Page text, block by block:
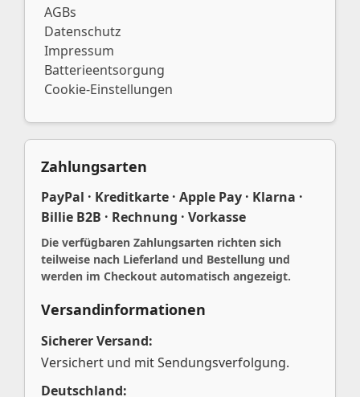
AGBs
Datenschutz
Impressum
Batterieentsorgung
Cookie-Einstellungen
Zahlungsarten
PayPal · Kreditkarte · Apple Pay · Klarna ·
Billie B2B · Rechnung · Vorkasse
Die verfügbaren Zahlungsarten richten sich
teilweise nach Lieferland und Bestellung und
werden im Checkout automatisch angezeigt.
Versandinformationen
Sicherer Versand:
Versichert und mit Sendungsverfolgung.
Deutschland: